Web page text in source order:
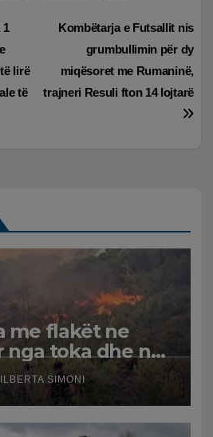
Kombëtarja e Futsallit nis
grumbullimin për dy
miqësoret me Rumaninë,
trajneri Resuli fton 14 lojtarë
1
lirë
të
me flakët ne
nga toka dhe nga
SIMONI